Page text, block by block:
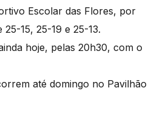
Escolar das Flores, por
15, 25-19 e 25-13.
hoje, pelas 20h30, com o
até domingo no Pavilhão